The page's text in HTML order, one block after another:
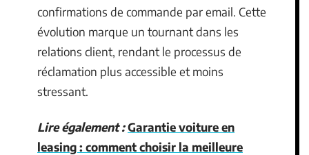
confirmations de commande par email. Cette
évolution marque un tournant dans les
relations client, rendant le processus de
réclamation plus accessible et moins
stressant.
Lire également :Garantie voiture en
leasing : comment choisir la meilleure